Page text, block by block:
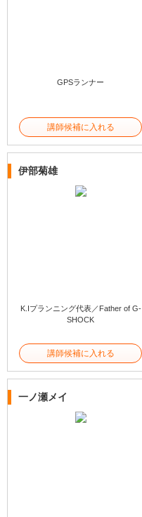
GPSランナー
講師候補に入れる
伊部菊雄
K.Iプランニング代表／Father of G-
SHOCK
講師候補に入れる
一ノ瀬メイ